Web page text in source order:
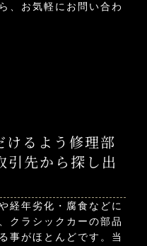
、お気軽にお問い合わ
けるよう修理部
引先から探し出
経年劣化・腐食などに
クラシックカーの部品
事がほとんどです。当